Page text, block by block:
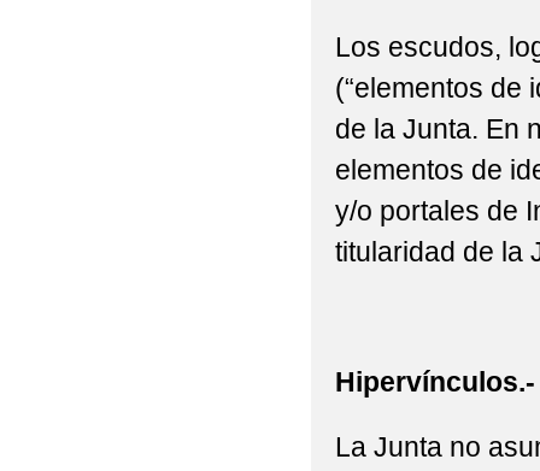
Los escudos,
(“elementos de
de la Junta. En
elementos de
y/o portales de
titularidad de la
Hipervínculos.-
La Junta no